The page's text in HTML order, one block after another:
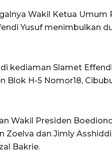
Wakil Ketua Umum
Yusuf menimbulkan
kediaman Slamet
Blok H-5 Nomor18,
Wakil Presiden
Zoelva dan Jimly
Bakrie.